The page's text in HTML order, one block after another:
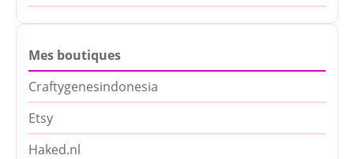
Mes boutiques
Craftygenesindonesia
Etsy
Haked.nl